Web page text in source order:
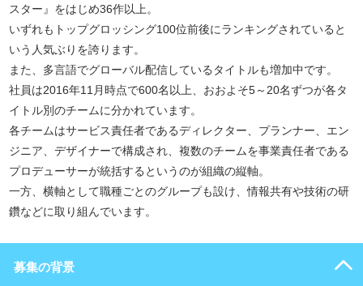
スター』をはじめ36作以上。
いずれもトップグロッシング100位前後にランキングされていると
いう人気ぶりを誇ります。
また、多言語でグローバル配信しているタイトルも増加中です。
社員は2016年11月時点で600名以上、おおよそ5～20名ずつが各タ
イトル別のチームに分かれています。
各チームはサービス責任者であるディレクター、プランナー、エン
ジニア、デザイナーで構成され、複数のチームを事業責任者である
プロデューサーが統括するというのが組織の縦軸。
一方、横軸として職種ごとのグループも設け、情報共有や技術の研
鑽などに取り組んでいます。
募集の背景